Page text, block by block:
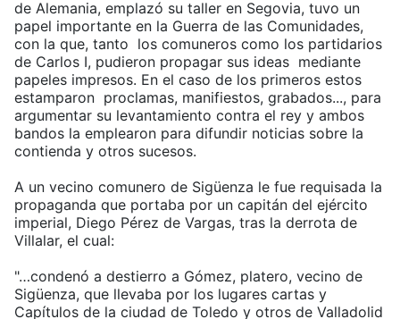
de Alemania, emplazó su taller en Segovia, tuvo un
papel importante en la Guerra de las Comunidades,
con la que, tanto los comuneros como los partidarios
de Carlos I, pudieron propagar sus ideas mediante
papeles impresos. En el caso de los primeros estos
estamparon proclamas, manifiestos, grabados..., para
argumentar su levantamiento contra el rey y ambos
bandos la emplearon para difundir noticias sobre la
contienda y otros sucesos.
A un vecino comunero de Sigüenza le fue requisada la
propaganda que portaba por un capitán del ejército
imperial, Diego Pérez de Vargas, tras la derrota de
Villalar, el cual:
"…condenó a destierro a Gómez, platero, vecino de
Sigüenza, que llevaba por los lugares cartas y
Capítulos de la ciudad de Toledo y otros de Valladolid